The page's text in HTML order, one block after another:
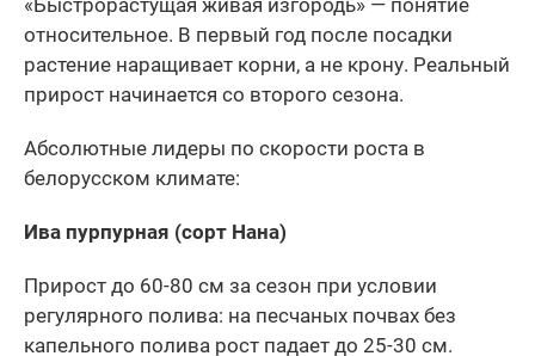
«Быстрорастущая живая изгородь» — понятие
относительное. В первый год после посадки
растение наращивает корни, а не крону. Реальный
прирост начинается со второго сезона.
Абсолютные лидеры по скорости роста в
белорусском климате:
Ива пурпурная (сорт Нана)
Прирост до 60-80 см за сезон при условии
регулярного полива: на песчаных почвах без
капельного полива рост падает до 25-30 см.